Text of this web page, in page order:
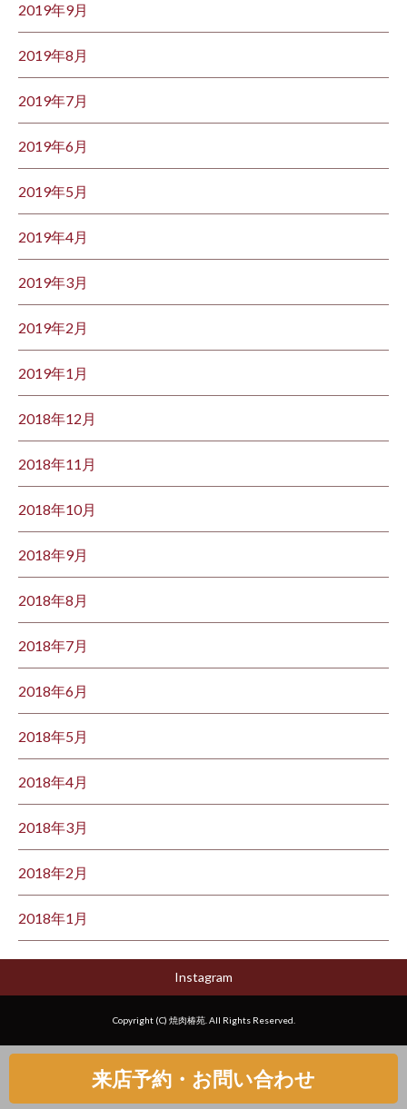
2019年9月
2019年8月
2019年7月
2019年6月
2019年5月
2019年4月
2019年3月
2019年2月
2019年1月
2018年12月
2018年11月
2018年10月
2018年9月
2018年8月
2018年7月
2018年6月
2018年5月
2018年4月
2018年3月
2018年2月
2018年1月
Instagram
Copyright (C) 焼肉椿苑. All Rights Reserved.
来店予約・お問い合わせ